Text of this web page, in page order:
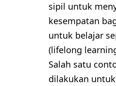
sipil untuk
kesempatan
untuk belajar
(lifelong
Salah satu
dilakukan